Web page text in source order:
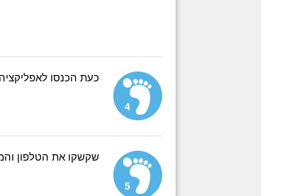
4
כעת הכנסו
5
שקשקו את הטלפון